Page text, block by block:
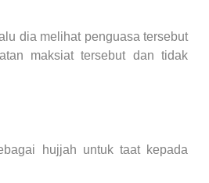
dia melihat penguasa tersebut
maksiat tersebut dan tidak
hujjah untuk taat kepada